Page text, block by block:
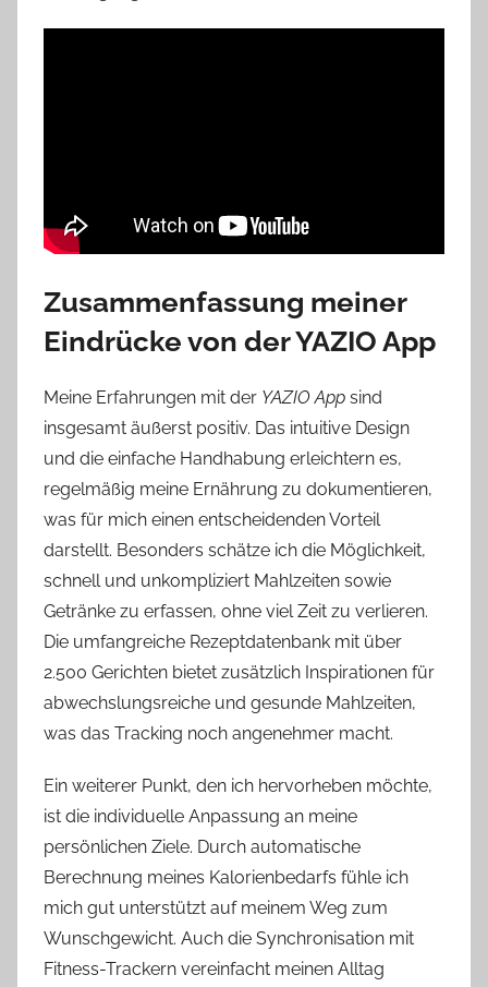
Zusammenfassung meiner
Eindrücke von der YAZIO App
Meine Erfahrungen mit der YAZIO App sind
insgesamt äußerst positiv. Das intuitive Design
und die einfache Handhabung erleichtern es,
regelmäßig meine Ernährung zu dokumentieren,
was für mich einen entscheidenden Vorteil
darstellt. Besonders schätze ich die Möglichkeit,
schnell und unkompliziert Mahlzeiten sowie
Getränke zu erfassen, ohne viel Zeit zu verlieren.
Die umfangreiche Rezeptdatenbank mit über
2.500 Gerichten bietet zusätzlich Inspirationen für
abwechslungsreiche und gesunde Mahlzeiten,
was das Tracking noch angenehmer macht.
Ein weiterer Punkt, den ich hervorheben möchte,
ist die individuelle Anpassung an meine
persönlichen Ziele. Durch automatische
Berechnung meines Kalorienbedarfs fühle ich
mich gut unterstützt auf meinem Weg zum
Wunschgewicht. Auch die Synchronisation mit
Fitness-Trackern vereinfacht meinen Alltag